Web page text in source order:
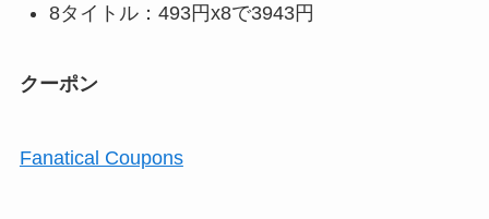
8タイトル：493円x8で3943円
クーポン
Fanatical Coupons